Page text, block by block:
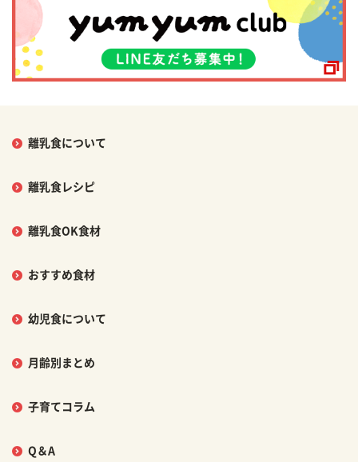
離乳食について
離乳食レシピ
離乳食OK食材
おすすめ食材
幼児食について
月齢別まとめ
子育てコラム
Q＆A